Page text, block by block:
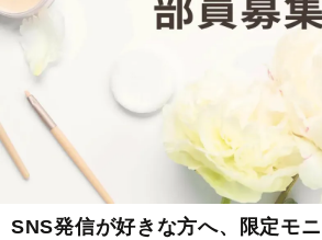
SNS発信が好きな方へ、限定モ